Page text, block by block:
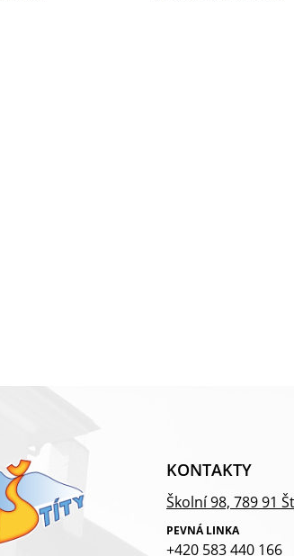
KONTAKTY
Školní 98, 789 91
PEVNÁ LINKA
+420 583 440 166